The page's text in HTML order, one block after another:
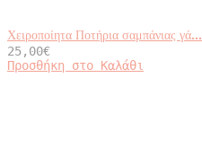
Χειροποίητα Ποτήρια σαμπάνιας γά...
25,00€
Προσθήκη στο Καλάθι